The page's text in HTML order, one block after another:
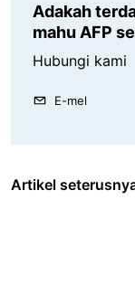
Adakah
mahu AFP
Hubungi kami
E-mel
Artikel